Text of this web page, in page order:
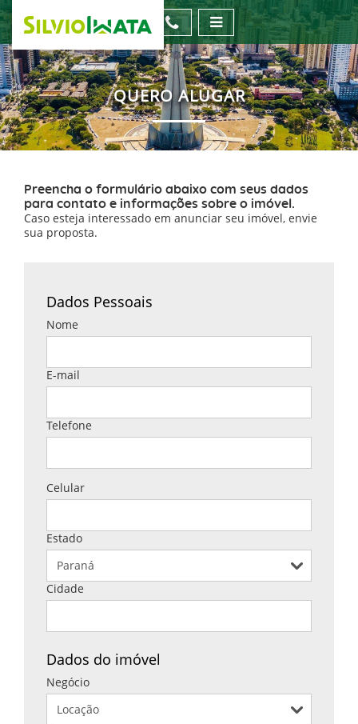
QUERO ALUGAR
Preencha o formulário abaixo com seus dados
para contato e informações sobre o imóvel.
Caso esteja interessado em anunciar seu imóvel, envie
sua proposta.
Dados Pessoais
Nome
E-mail
Telefone
Celular
Estado
Cidade
Dados do imóvel
Negócio